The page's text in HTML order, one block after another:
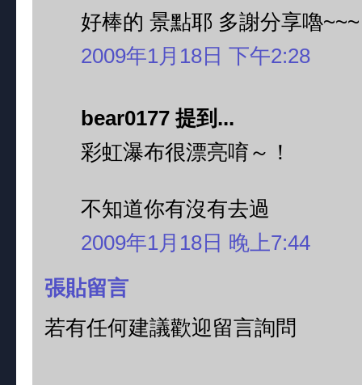
好棒的 景點耶 多謝分享嚕~~~
2009年1月18日 下午2:28
bear0177 提到...
彩虹瀑布很漂亮唷～！
不知道你有沒有去過
2009年1月18日 晚上7:44
張貼留言
若有任何建議歡迎留言詢問